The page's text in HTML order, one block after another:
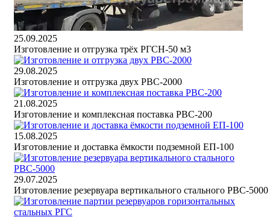
25.09.2025
Изготовление и отгрузка трёх РГСН-50 м3
29.08.2025
Изготовление и отгрузка двух РВС-2000
21.08.2025
Изготовление и комплексная поставка РВС-200
15.08.2025
Изготовление и доставка ёмкости подземной ЕП-100
29.07.2025
Изготовление резервуара вертикального стального РВС-5000